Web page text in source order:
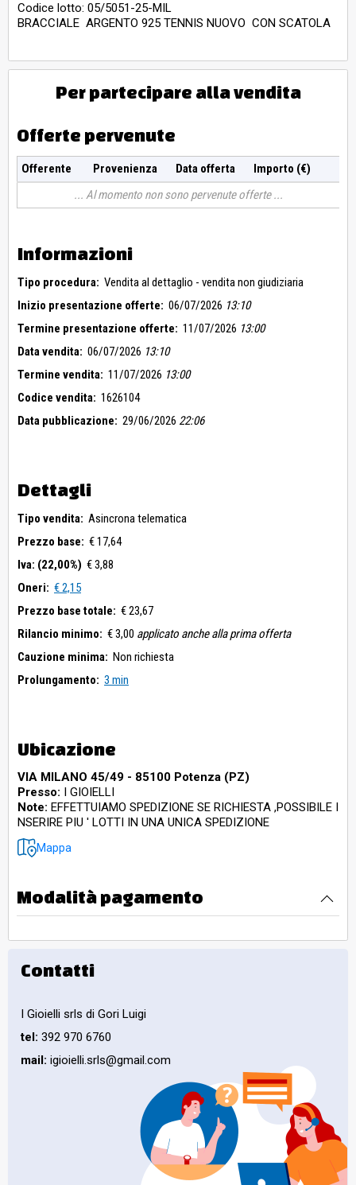
Codice lotto: 05/5051-25-MIL
BRACCIALE ARGENTO 925 TENNIS NUOVO CON SCATOLA
Per partecipare alla vendita
Offerte pervenute
Offerente Provenienza Data offerta
Importo (€)
Al momento non sono pervenute offerte
Informazioni
Tipo procedura: Vendita al dettaglio - vendita non giudiziaria
Inizio presentazione offerte: 06/07/2026 13:10
Termine presentazione offerte: 11/07/2026 13:00
Data vendita: 06/07/2026 13:10
Termine vendita: 11/07/2026 13:00
Codice vendita: 1626104
Data pubblicazione: 29/06/2026 22:06
Dettagli
Tipo vendita: Asincrona telematica
Prezzo base: € 17,64
Iva: (22,00%) € 3,88
Oneri: € 2,15
Prezzo base totale: € 23,67
Rilancio minimo: € 3,00 applicato anche alla prima offerta
Cauzione minima: Non richiesta
Prolungamento: 3 min
Ubicazione
VIA MILANO 45/49 - 85100 Potenza (PZ)
Presso: I GIOIELLI
Note: EFFETTUIAMO SPEDIZIONE SE RICHIESTA ,POSSIBILE I
NSERIRE PIU ' LOTTI IN UNA UNICA SPEDIZIONE
Mappa
Modalità pagamento
Contatti
I Gioielli srls di Gori Luigi
tel: 392 970 6760
mail: igioielli.srls@gmail.com